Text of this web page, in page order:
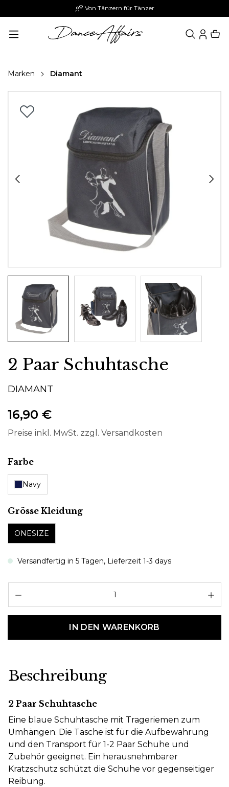
Von Tänzern für Tänzer
Marken Diamant
2 Paar Schuhtasche
DIAMANT
16,90 €
Preise inkl. MwSt. zzgl. Versandkosten
Farbeauswählen
Navy
Grösse Kleidungauswählen
ONESIZE
Versandfertig in 5 Tagen, Lieferzeit 1-3 days
IN DEN WARENKORB
Beschreibung
2 Paar Schuhtasche
Eine blaue Schuhtasche mit Trageriemen zum
Umhängen. Die Tasche ist für die Aufbewahrung
und den Transport für 1-2 Paar Schuhe und
Zubehör geeignet. Ein herausnehmbarer
Kratzschutz schützt die Schuhe vor gegenseitiger
Reibung.